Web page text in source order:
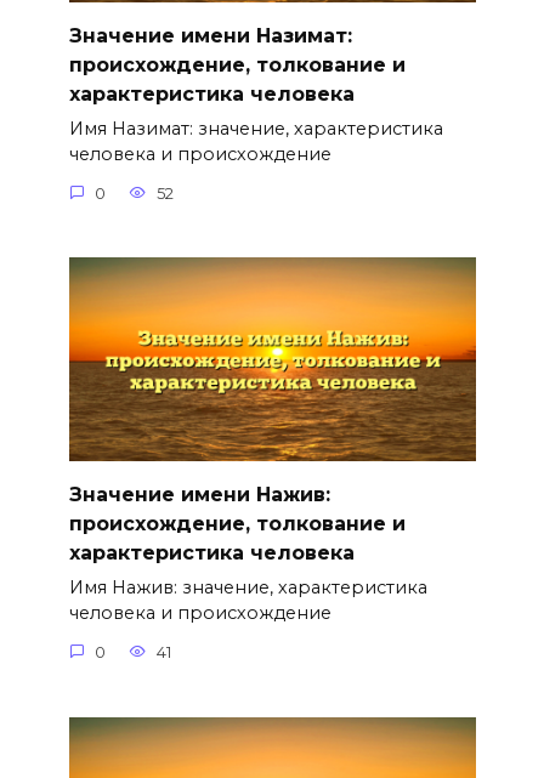
Значение имени Назимат:
происхождение, толкование и
характеристика человека
Имя Назимат: значение, характеристика
человека и происхождение
0 52
Значение имени Нажив:
происхождение, толкование и
характеристика человека
Имя Нажив: значение, характеристика
человека и происхождение
0 41